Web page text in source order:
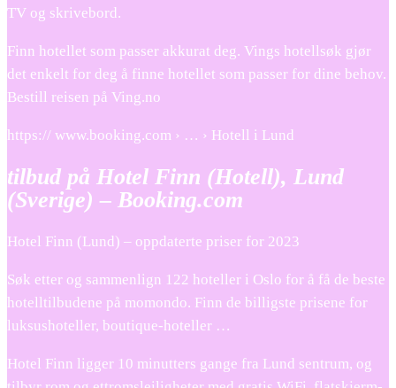
TV og skrivebord.
Finn hotellet som passer akkurat deg. Vings hotellsøk gjør
det enkelt for deg å finne hotellet som passer for dine behov.
Bestill reisen på Ving.no
https:// www.booking.com › … › Hotell i Lund
tilbud på Hotel Finn (Hotell), Lund
(Sverige) – Booking.com
Hotel Finn (Lund) – oppdaterte priser for 2023
Søk etter og sammenlign 122 hoteller i Oslo for å få de beste
hotelltilbudene på momondo. Finn de billigste prisene for
luksushoteller, boutique-hoteller …
Hotel Finn ligger 10 minutters gange fra Lund sentrum, og